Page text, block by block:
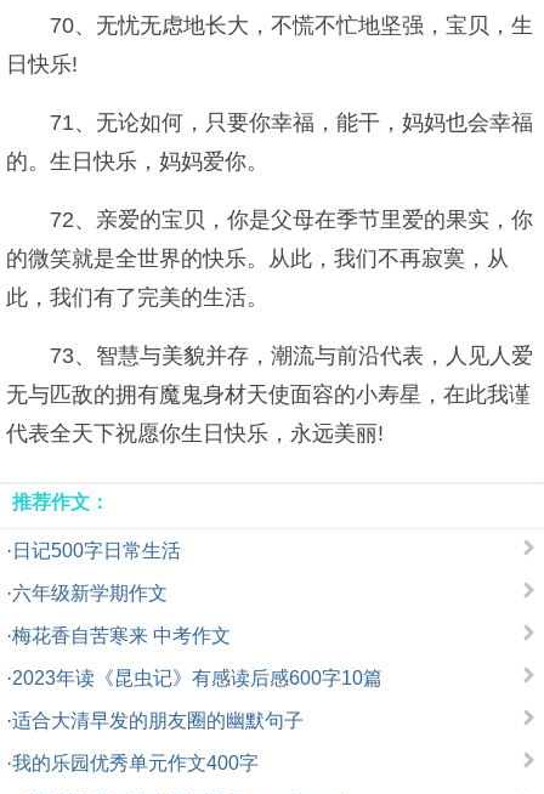
70、无忧无虑地长大，不慌不忙地坚强，宝贝，生
日快乐!
71、无论如何，只要你幸福，能干，妈妈也会幸福
的。生日快乐，妈妈爱你。
72、亲爱的宝贝，你是父母在季节里爱的果实，你
的微笑就是全世界的快乐。从此，我们不再寂寞，从
此，我们有了完美的生活。
73、智慧与美貌并存，潮流与前沿代表，人见人爱
无与匹敌的拥有魔鬼身材天使面容的小寿星，在此我谨
代表全天下祝愿你生日快乐，永远美丽!
推荐作文：
· 日记500字日常生活
·六年级新学期作文
·梅花香自苦寒来 中考作文
·2023年读《昆虫记》有感读后感600字10篇
·适合大清早发的朋友圈的幽默句子
·我的乐园优秀单元作文400字